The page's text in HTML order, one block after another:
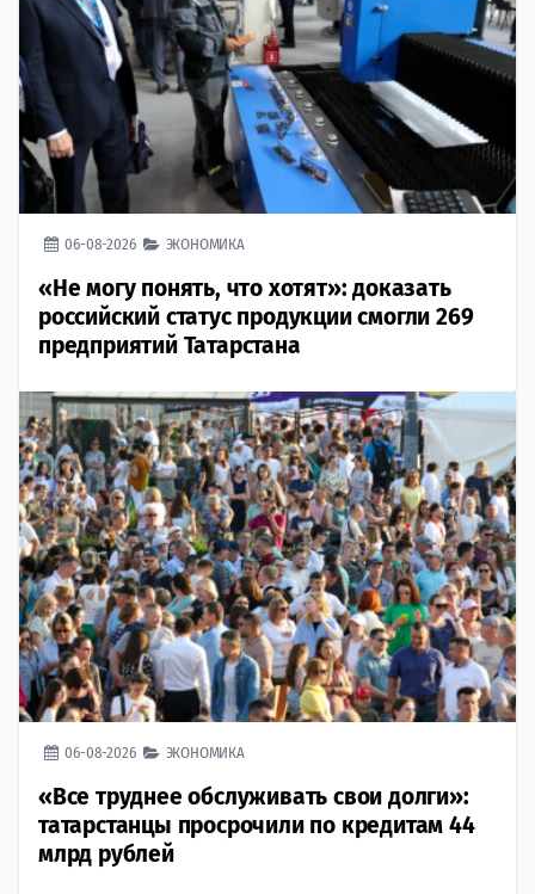
06-08-2026 ЭКОНОМИКА
«Не могу понять, что хотят»: доказать
российский статус продукции смогли 269
предприятий Татарстана
06-08-2026 ЭКОНОМИКА
«Все труднее обслуживать свои долги»:
татарстанцы просрочили по кредитам 44
млрд рублей